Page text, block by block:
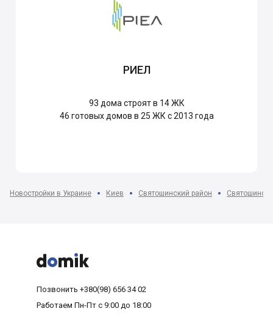
РИЕЛ
93 дома строят в 14 ЖК
46 готовых домов в 25 ЖК с 2013 года
Новостройки в Украине Киев Святошинский район Святошино



Позвонить +380(98) 656 34 02
Работаем Пн-Пт с 9:00 до 18:00